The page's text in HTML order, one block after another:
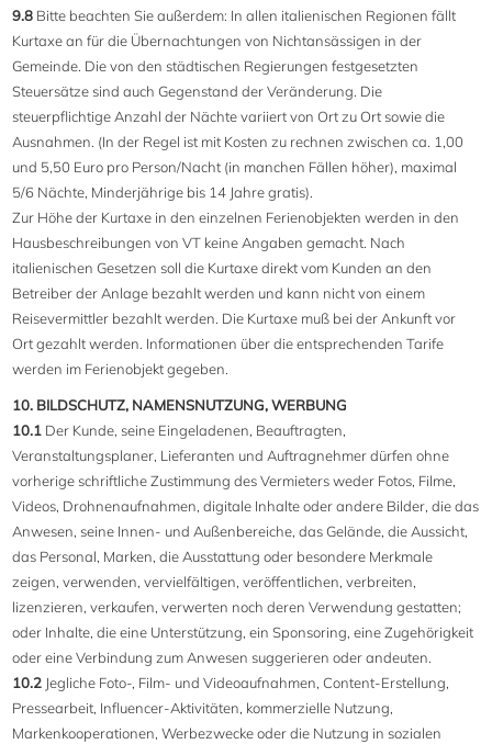
9.8 Bitte beachten Sie außerdem: In allen italienischen Regionen fällt
Kurtaxe an für die Übernachtungen von Nichtansässigen in der
Gemeinde. Die von den städtischen Regierungen festgesetzten
Steuersätze sind auch Gegenstand der Veränderung. Die
steuerpflichtige Anzahl der Nächte variiert von Ort zu Ort sowie die
Ausnahmen. (In der Regel ist mit Kosten zu rechnen zwischen ca. 1,00
und 5,50 Euro pro Person/Nacht (in manchen Fällen höher), maximal
5/6 Nächte, Minderjährige bis 14 Jahre gratis).
Zur Höhe der Kurtaxe in den einzelnen Ferienobjekten werden in den
Hausbeschreibungen von VT keine Angaben gemacht. Nach
italienischen Gesetzen soll die Kurtaxe direkt vom Kunden an den
Betreiber der Anlage bezahlt werden und kann nicht von einem
Reisevermittler bezahlt werden. Die Kurtaxe muß bei der Ankunft vor
Ort gezahlt werden. Informationen über die entsprechenden Tarife
werden im Ferienobjekt gegeben.
10. BILDSCHUTZ, NAMENSNUTZUNG, WERBUNG
10.1 Der Kunde, seine Eingeladenen, Beauftragten,
Veranstaltungsplaner, Lieferanten und Auftragnehmer dürfen ohne
vorherige schriftliche Zustimmung des Vermieters weder Fotos, Filme,
Videos, Drohnenaufnahmen, digitale Inhalte oder andere Bilder, die das
Anwesen, seine Innen- und Außenbereiche, das Gelände, die Aussicht,
das Personal, Marken, die Ausstattung oder besondere Merkmale
zeigen, verwenden, vervielfältigen, veröffentlichen, verbreiten,
lizenzieren, verkaufen, verwerten noch deren Verwendung gestatten;
oder Inhalte, die eine Unterstützung, ein Sponsoring, eine Zugehörigkeit
oder eine Verbindung zum Anwesen suggerieren oder andeuten.
10.2 Jegliche Foto-, Film- und Videoaufnahmen, Content-Erstellung,
Pressearbeit, Influencer-Aktivitäten, kommerzielle Nutzung,
Markenkooperationen, Werbezwecke oder die Nutzung in sozialen